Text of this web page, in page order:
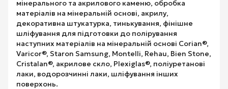
мінерального та акрилового каменю, обробка
матеріалів на мінеральній основі, акрилу,
декоративна штукатурка, тинькування, фінішне
шліфування для підготовки до полірування
наступних матеріалів на мінеральній основі Corian®,
Varicor®, Staron Samsung, Montelli, Rehau, Bien Stone,
Cristalan®, акрилове скло, Plexiglas®, поліуретанові
лаки, водорозчинні лаки, шліфування інших
поверхонь.